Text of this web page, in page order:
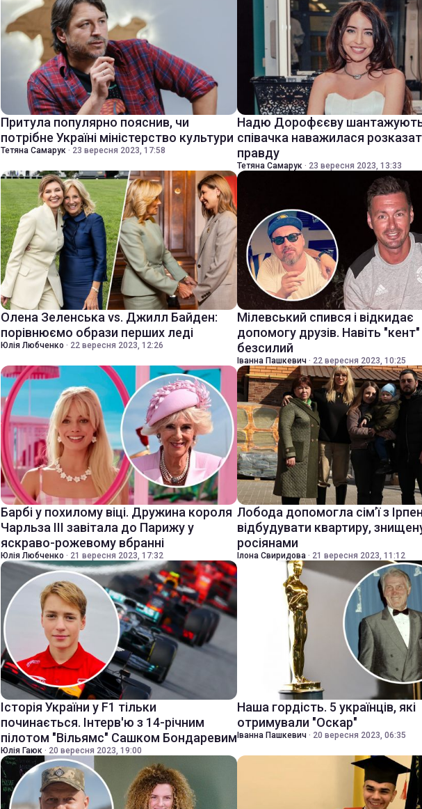
Притула популярно пояснив, чи
потрібне Україні міністерство культури
Тетяна Самарук · 23 вересня 2023, 17:58
Надю Дорофєєву шантажують
співачка наважилася
правду
Тетяна Самарук · 23 вересня 2023, 13:33
Олена Зеленська vs. Джилл Байден:
порівнюємо образи перших леді
Юлія Любченко · 22 вересня 2023, 12:26
Мілевський спився і відкидає
допомогу друзів. Навіть "кент"
безсилий
Іванна Пашкевич · 22 вересня 2023, 10:25
Барбі у похилому віці. Дружина короля
Чарльза III завітала до Парижу у
яскраво-рожевому вбранні
Юлія Любченко · 21 вересня 2023, 17:32
Лобода допомогла сім’ї з
відбудувати квартиру,
росіянами
Ілона Свиридова · 21 вересня 2023, 11:12
Історія України у F1 тільки
починається. Інтерв'ю з 14-річним
пілотом "Вільямс" Сашком Бондаревим
Юлія Гаюк · 20 вересня 2023, 19:00
Наша гордість. 5 українців, які
отримували "Оскар"
Іванна Пашкевич · 20 вересня 2023, 06:35